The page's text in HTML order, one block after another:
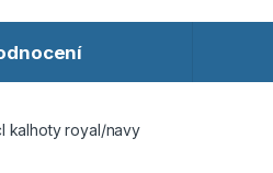
kalhoty royal/navy